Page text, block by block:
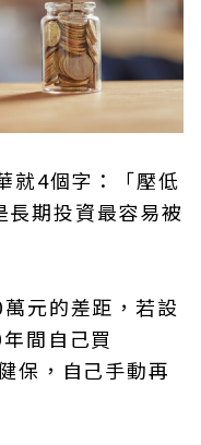
就4個字：「壓低
長期投資最容易被
元的差距，若設
間自己買
保，自己手動再